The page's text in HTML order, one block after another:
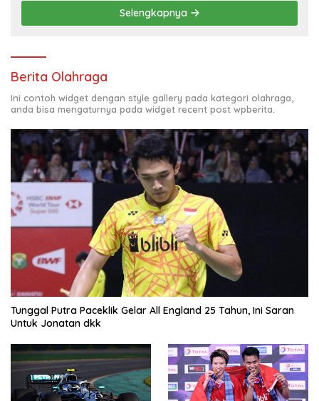
Selengkapnya
Berita Olahraga
Ini contoh widget dengan style gallery pada kategori olahraga,
anda bisa mengaturnya pada widget recent post wpberita.
Tunggal Putra Paceklik Gelar All England 25 Tahun, Ini Saran
Untuk Jonatan dkk